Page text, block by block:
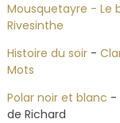
Mousquetayre - Le
Rivesinthe
Histoire du soir -
Mots
Polar noir et blanc -
de Richard